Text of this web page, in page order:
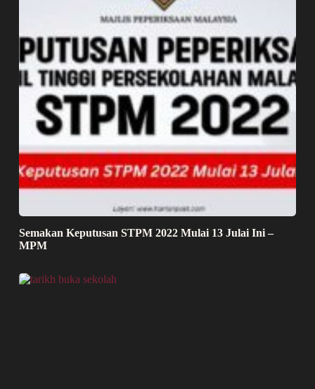
Semakan Keputusan STPM 2022 Mulai 13 Julai Ini –
MPM